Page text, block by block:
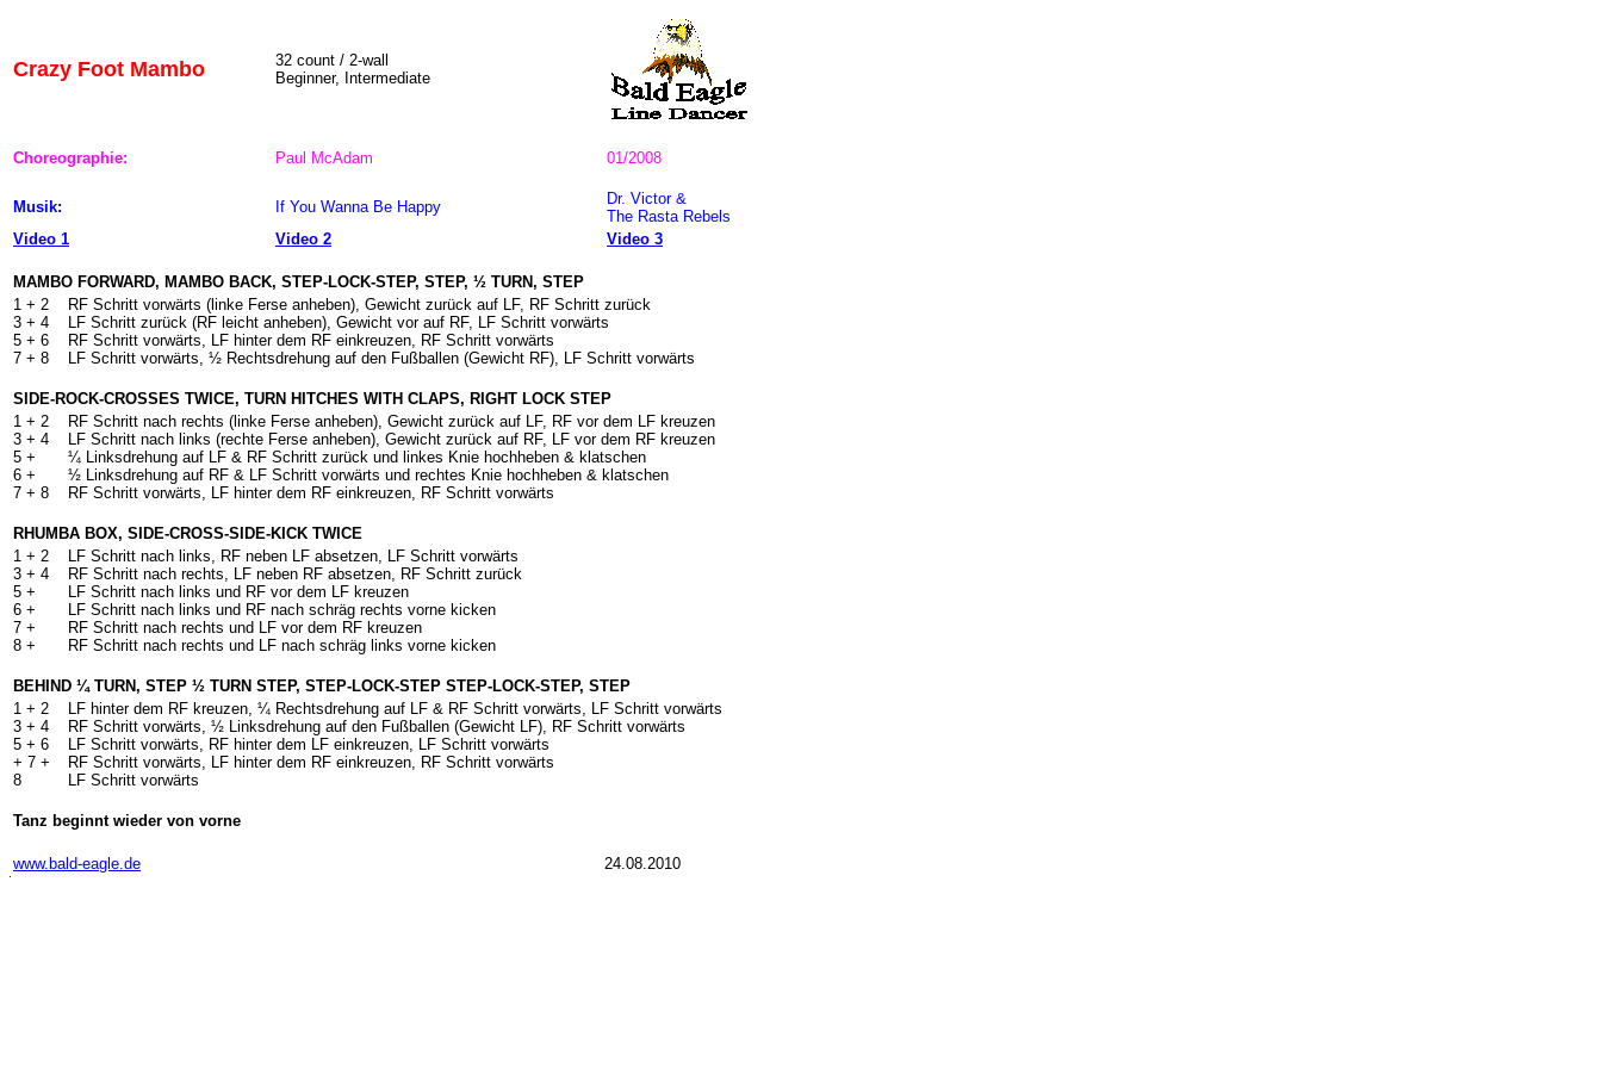
Crazy Foot Mambo
32 count / 2-wall
Beginner, Intermediate
Choreographie: Paul McAdam 01/2008
Musik: If You Wanna Be Happy
Dr. Victor &
The Rasta Rebels
Video 1
Video 2 Video 3
MAMBO FORWARD, MAMBO BACK, STEP-LOCK-STEP, STEP, ½ TURN, STEP
1 + 2
3 + 4
5 + 6
7 + 8
RF Schritt vorwärts (linke Ferse anheben), Gewicht zurück auf LF, RF Schritt zurück
LF Schritt zurück (RF leicht anheben), Gewicht vor auf RF, LF Schritt vorwärts
RF Schritt vorwärts, LF hinter dem RF einkreuzen, RF Schritt vorwärts
LF Schritt vorwärts, ½ Rechtsdrehung auf den Fußballen (Gewicht RF), LF Schritt vorwärts
SIDE-ROCK-CROSSES TWICE, TURN HITCHES WITH CLAPS, RIGHT LOCK STEP
1 + 2
3 + 4
5 +
6 +
7 + 8
RF Schritt nach rechts (linke Ferse anheben), Gewicht zurück auf LF, RF vor dem LF kreuzen
LF Schritt nach links (rechte Ferse anheben), Gewicht zurück auf RF, LF vor dem RF kreuzen
¼ Linksdrehung auf LF & RF Schritt zurück und linkes Knie hochheben & klatschen
½ Linksdrehung auf RF & LF Schritt vorwärts und rechtes Knie hochheben & klatschen
RF Schritt vorwärts, LF hinter dem RF einkreuzen, RF Schritt vorwärts
RHUMBA BOX, SIDE-CROSS-SIDE-KICK TWICE
1 + 2
3 + 4
5 +
6 +
7 +
8 +
LF Schritt nach links, RF neben LF absetzen, LF Schritt vorwärts
RF Schritt nach rechts, LF neben RF absetzen, RF Schritt zurück
LF Schritt nach links und RF vor dem LF kreuzen
LF Schritt nach links und RF nach schräg rechts vorne kicken
RF Schritt nach rechts und LF vor dem RF kreuzen
RF Schritt nach rechts und LF nach schräg links vorne kicken
BEHIND ¼ TURN, STEP ½ TURN STEP, STEP-LOCK-STEP STEP-LOCK-STEP, STEP
1 + 2
3 + 4
5 + 6
+ 7 +
8
LF hinter dem RF kreuzen, ¼ Rechtsdrehung auf LF & RF Schritt vorwärts, LF Schritt vorwärts
RF Schritt vorwärts, ½ Linksdrehung auf den Fußballen (Gewicht LF), RF Schritt vorwärts
LF Schritt vorwärts, RF hinter dem LF einkreuzen, LF Schritt vorwärts
RF Schritt vorwärts, LF hinter dem RF einkreuzen, RF Schritt vorwärts
LF Schritt vorwärts
Tanz beginnt wieder von vorne
www.bald-eagle.de 24.08.2010